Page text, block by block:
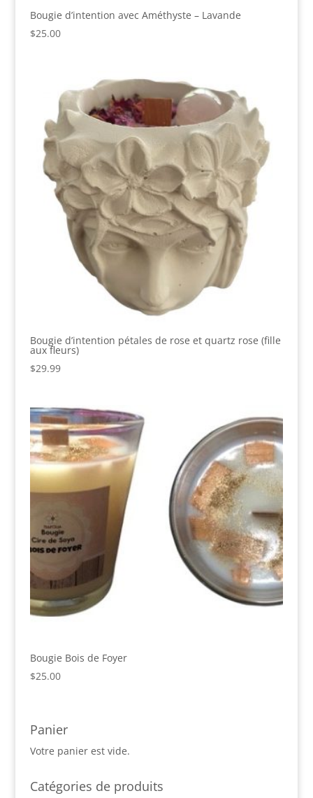
Bougie d’intention avec Améthyste – Lavande
$25.00
Bougie d’intention pétales de rose et quartz rose (fille
aux fleurs)
$29.99
Bougie Bois de Foyer
$25.00
Panier
Votre panier est vide.
Catégories de produits